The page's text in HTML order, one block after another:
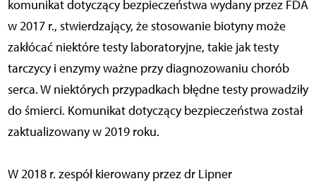
komunikat dotyczący bezpieczeństwa wydany przez FDA
w 2017 r., stwierdzający, że stosowanie biotyny może
zakłócać niektóre testy laboratoryjne, takie jak testy
tarczycy i enzymy ważne przy diagnozowaniu chorób
serca. W niektórych przypadkach błędne testy prowadziły
do śmierci. Komunikat dotyczący bezpieczeństwa został
zaktualizowany w 2019 roku.
W 2018 r. zespół kierowany przez dr Lipner